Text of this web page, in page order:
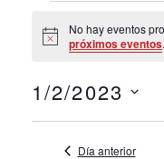
en
02/
Aviso
No hay eventos
próximos eventos.
1/2/2023
Selecciona
Día anterior